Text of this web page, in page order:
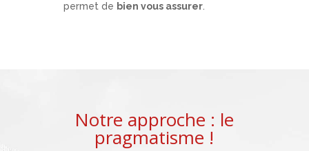
permet de bien vous assurer.
Notre approche : le
pragmatisme !